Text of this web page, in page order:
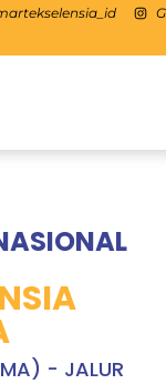
- JALUR